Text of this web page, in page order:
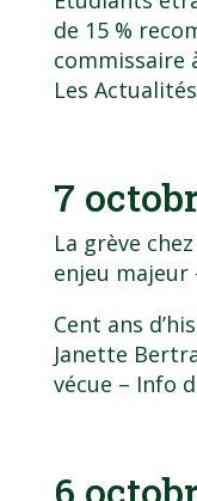
de 15 %
commissaire
Les Actualités
7
La grève
enjeu majeur
Cent ans
Janette
vécue – Info
6